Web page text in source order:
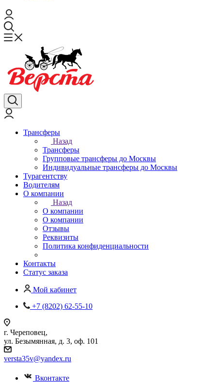
Трансферы
Назад
Трансферы
Групповые трансферы до Москвы
Индивидуальные трансферы до Москвы
Турагентству
Водителям
О компании
Назад
О компании
О компании
Отзывы
Реквизиты
Политика конфиденциальности
Контакты
Статус заказа
Мой кабинет
+7 (8202) 62-55-10
г. Череповец,
ул. Безымянная, д. 3, оф. 101
versta35v@yandex.ru
Вконтакте